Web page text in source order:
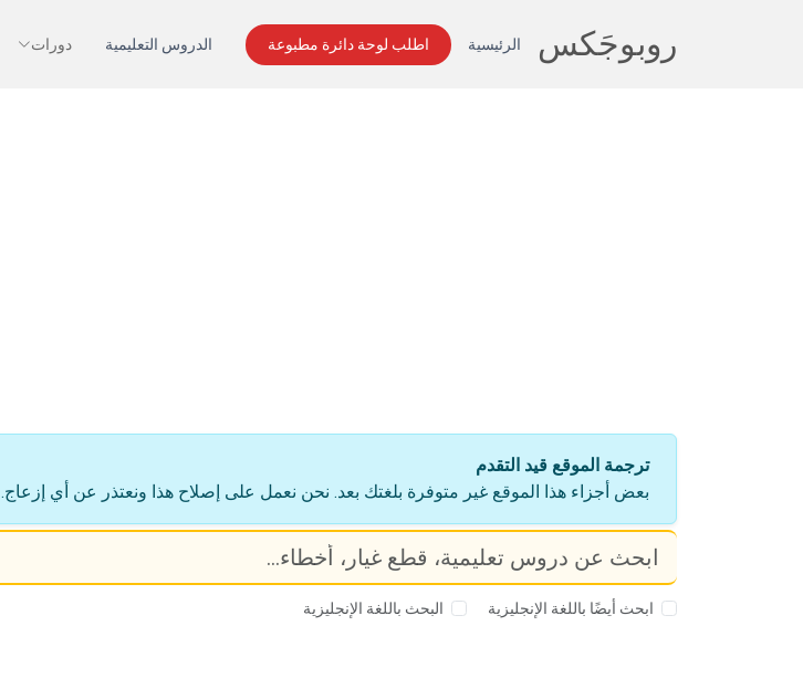
روبوجَکس الرئيسية اطلب لوحة دائرة مطبوعة الدروس التعليمية دورات
ترجمة الموقع قيد التقدم
بعض أجزاء هذا الموقع غير متوفرة بلغتك بعد. نحن نعمل على إصلاح هذا ونعتذر عن أي إزعاج.
ابحث أيضًا باللغة الإنجليزية البحث باللغة الإنجليزية